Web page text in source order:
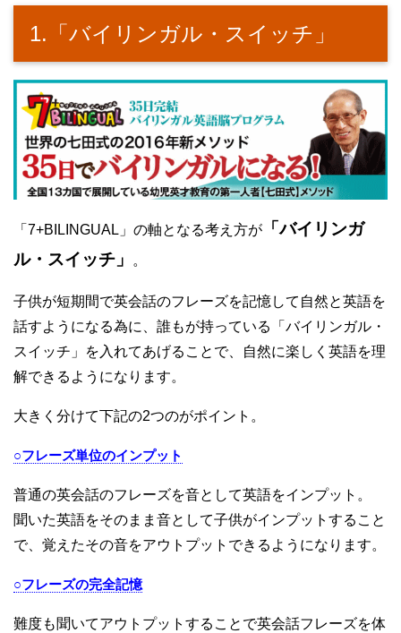
1.「バイリンガル・スイッチ」
「7+BILINGUAL」の軸となる考え方が
「バイリンガ
ル・スイッチ」
。
子供が短期間で英会話のフレーズを記憶して自然と英語を
話すようになる為に、誰もが持っている「バイリンガル・
スイッチ」を入れてあげることで、自然に楽しく英語を理
解できるようになります。
大きく分けて下記の2つのがポイント。
○フレーズ単位のインプット
普通の英会話のフレーズを音として英語をインプット。
聞いた英語をそのまま音として子供がインプットすること
で、覚えたその音をアウトプットできるようになります。
○フレーズの完全記憶
難度も聞いてアウトプットすることで英会話フレーズを体